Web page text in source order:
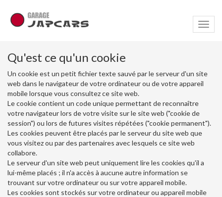
Qu'est ce qu'un cookie
Un cookie est un petit fichier texte sauvé par le serveur d'un site
web dans le navigateur de votre ordinateur ou de votre appareil
mobile lorsque vous consultez ce site web.
Le cookie contient un code unique permettant de reconnaître
votre navigateur lors de votre visite sur le site web ("cookie de
session") ou lors de futures visites répétées ("cookie permanent").
Les cookies peuvent être placés par le serveur du site web que
vous visitez ou par des partenaires avec lesquels ce site web
collabore.
Le serveur d'un site web peut uniquement lire les cookies qu'il a
lui-même placés ; il n'a accès à aucune autre information se
trouvant sur votre ordinateur ou sur votre appareil mobile.
Les cookies sont stockés sur votre ordinateur ou appareil mobile